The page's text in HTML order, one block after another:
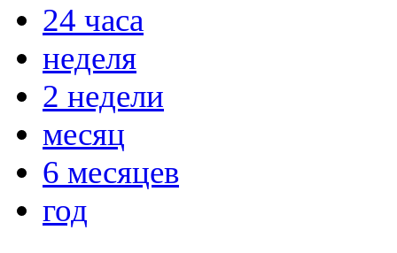
24 часа
неделя
2 недели
месяц
6 месяцев
год